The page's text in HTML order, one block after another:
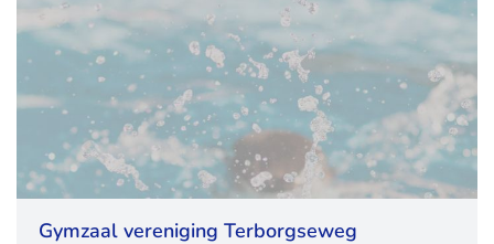
Gymzaal vereniging Terborgseweg